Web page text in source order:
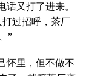
又打了进来。
过招呼，茶厂
”
怀里，但不做不